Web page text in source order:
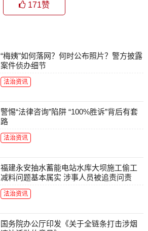
171赞
“梅姨”如何落网？何时公布照片？警方披露
案件侦办细节
法治资讯
警惕“法律咨询”陷阱 “100%胜诉”背后有套
路
法治资讯
福建永安抽水蓄能电站水库大坝施工偷工
减料问题基本属实 涉事人员被追责问责
法治资讯
国务院办公厅印发《关于全链条打击涉烟